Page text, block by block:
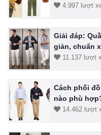
4.997 lượt
Giải đáp:
giản, chuẩn
11.137 lượt
Cách phối
nào phù
14.462 lượt